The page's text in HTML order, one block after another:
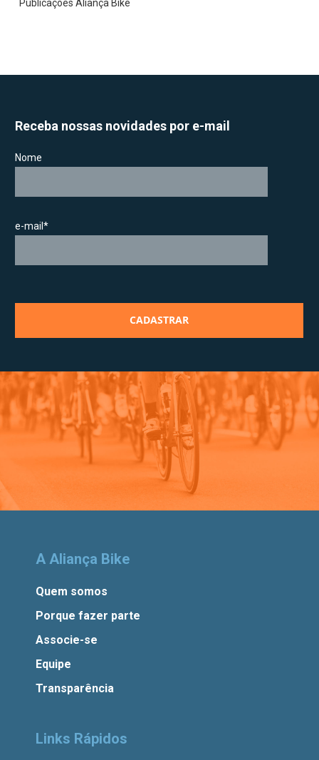
Publicações Aliança Bike
Receba nossas novidades por e-mail
Nome
e-mail*
A Aliança Bike
Quem somos
Porque fazer parte
Associe-se
Equipe
Transparência
Links Rápidos